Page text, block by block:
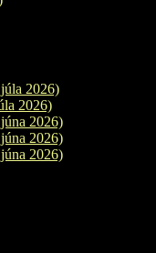
2026)
2026)
2026)
2026)
2026)